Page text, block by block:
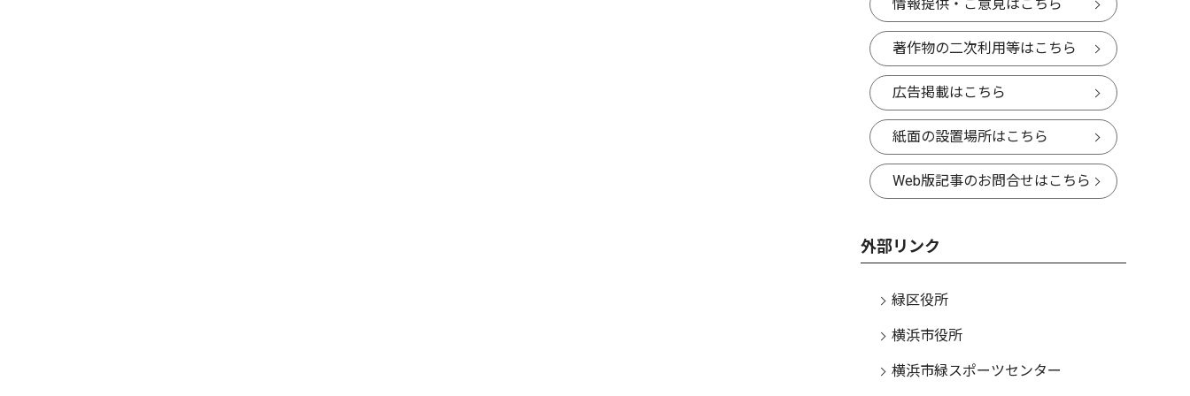
情報提供・ご意見はこちら
著作物の二次利用等はこちら
広告掲載はこちら
紙面の設置場所はこちら
Web版記事のお問合せはこちら
外部リンク
緑区役所
横浜市役所
横浜市緑スポーツセンター